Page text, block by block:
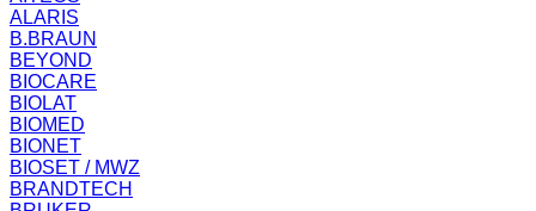
ALARIS
B.BRAUN
BEYOND
BIOCARE
BIOLAT
BIOMED
BIONET
BIOSET / MWZ
BRANDTECH